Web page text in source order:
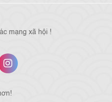
mạng xã hội !